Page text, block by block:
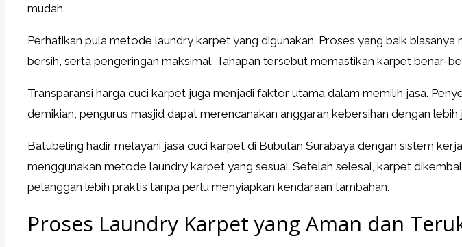
mudah.
Perhatikan pula metode laundry karpet yang digunakan. Proses yang baik
bersih, serta pengeringan maksimal. Tahapan tersebut memastikan karpet benar-
Transparansi harga cuci karpet juga menjadi faktor utama dalam memilih jasa.
demikian, pengurus masjid dapat merencanakan anggaran kebersihan dengan lebih
Batubeling hadir melayani jasa cuci karpet di Bubutan Surabaya dengan sistem
menggunakan metode laundry karpet yang sesuai. Setelah selesai, karpet
pelanggan lebih praktis tanpa perlu menyiapkan kendaraan tambahan.
Proses Laundry Karpet yang Aman dan